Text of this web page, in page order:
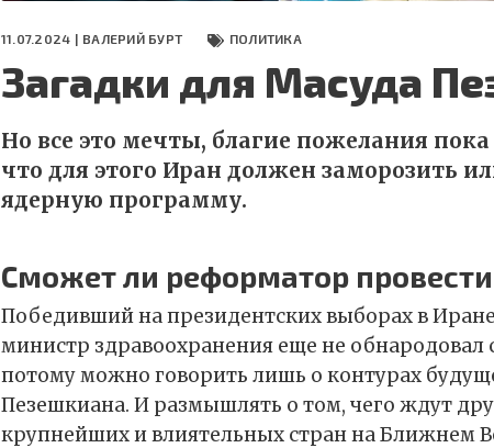
11.07.2024 | ВАЛЕРИЙ БУРТ ПОЛИТИКА
Загадки для Масуда
Но все это мечты, благие пожелания
что для этого Иран должен заморозить
ядерную программу.
Сможет ли реформатор
Победивший на президентских выборах в
министр здравоохранения еще не
потому можно говорить лишь о контурах
Пезешкиана. И размышлять о том, чего ждут
крупнейших и влиятельных стран на Ближнем